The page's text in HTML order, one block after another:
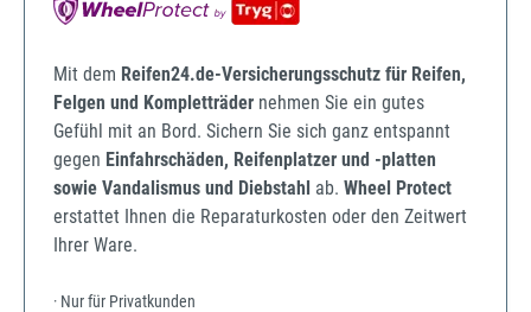
Mit dem Reifen24.de-Versicherungsschutz für Reifen,
Felgen und Kompletträder nehmen Sie ein gutes
Gefühl mit an Bord. Sichern Sie sich ganz entspannt
gegen Einfahrschäden, Reifenplatzer und -platten
sowie Vandalismus und Diebstahl ab. Wheel Protect
erstattet Ihnen die Reparaturkosten oder den Zeitwert
Ihrer Ware.
· Nur für Privatkunden